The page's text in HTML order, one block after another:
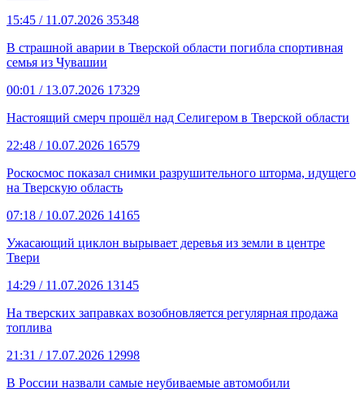
15:45 / 11.07.2026 35348
В страшной аварии в Тверской области погибла спортивная
семья из Чувашии
00:01 / 13.07.2026 17329
Настоящий смерч прошёл над Селигером в Тверской области
22:48 / 10.07.2026 16579
Роскосмос показал снимки разрушительного шторма, идущего
на Тверскую область
07:18 / 10.07.2026 14165
Ужасающий циклон вырывает деревья из земли в центре
Твери
14:29 / 11.07.2026 13145
На тверских заправках возобновляется регулярная продажа
топлива
21:31 / 17.07.2026 12998
В России назвали самые неубиваемые автомобили